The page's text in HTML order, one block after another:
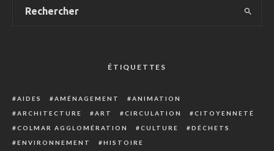
ÉTIQUETTES
AIDES AMÉNAGEMENT
ANIMATION
ARCHITECTURE
ART CIRCULATION
CITOYENNETÉ
COLMAR AGGLOMÉRATION
CULTURE
DÉCHETS
ENVIRONNEMENT
HISTOIRE